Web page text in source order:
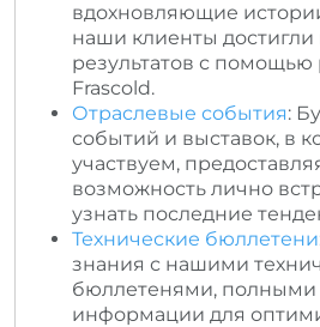
вдохновляющие
наши клиенты
результатов с
Frascold.
Отраслевые события:
событий и выставок, в
участвуем,
возможность лично
узнать последние
Технические бюллетени
знания с нашими
бюллетенями, полными
информации для